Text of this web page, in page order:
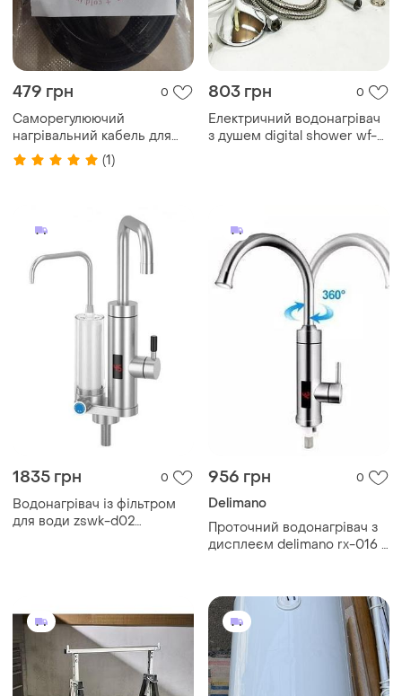
479 грн 0
Саморегулюючий
нагрівальний кабель для
обігріву труб 3 м + 1м с
вилкою холодним кабелем
(1)
803 грн 0
Електричний водонагрівач
з душем digital shower wf-
1835 грн 0
Водонагрівач із фільтром
для води zswk-d02
956 грн 0
Delimano
Проточний водонагрівач з
дисплеєм delimano rx-016 ∙